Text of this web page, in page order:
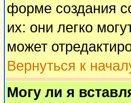
форме создания
их: они легко
может
Вернуться к
Могу ли я